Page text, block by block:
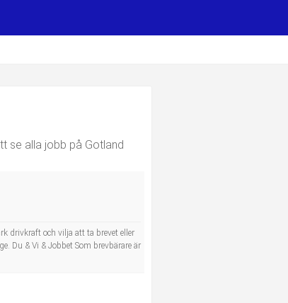
se alla jobb på Gotland
drivkraft och vilja att ta brevet eller
Du & Vi & Jobbet Som brevbärare är